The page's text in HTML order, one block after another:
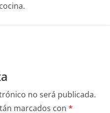
no será publicada.
marcados con *